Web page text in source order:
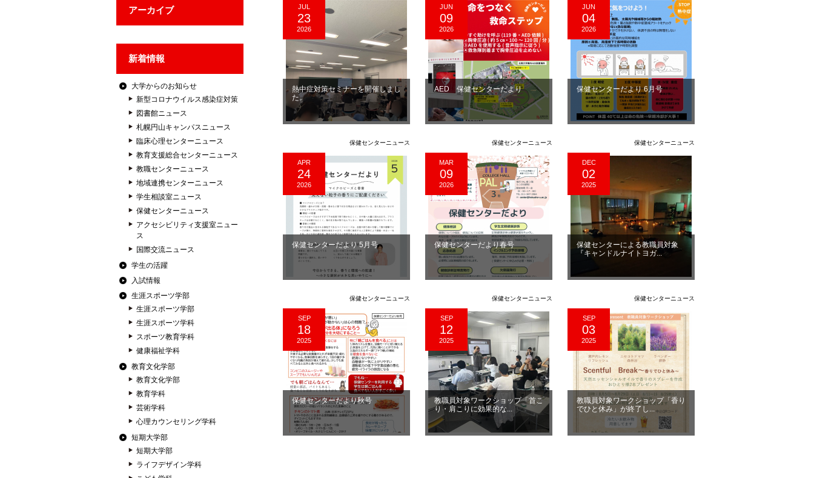
アーカイブ
新着情報
大学からのお知らせ
新型コロナウイルス感染症対策
図書館ニュース
札幌円山キャンパスニュース
臨床心理センターニュース
教育支援総合センターニュース
教職センターニュース
地域連携センターニュース
学生相談室ニュース
保健センターニュース
アクセシビリティ支援室ニュー
ス
国際交流ニュース
学生の活躍
入試情報
生涯スポーツ学部
生涯スポーツ学部
生涯スポーツ学科
スポーツ教育学科
健康福祉学科
教育文化学部
教育文化学部
教育学科
芸術学科
心理カウンセリング学科
短期大学部
短期大学部
ライフデザイン学科
JUL
23
2026
熱中症対策セミナーを開催しまし
た。
JUN
09
2026
AED 保健センターだより
JUN
04
2026
保健センターだより 6月号
保健センターニュース
APR
24
2026
保健センターだより 5月号
保健センターニュース
MAR
09
2026
保健センターだより春号
保健センターニュース
DEC
02
2025
保健センターによる教職員対象
『キャンドルナイトヨガ...
保健センターニュース
SEP
18
2025
保健センターだより秋号
保健センターニュース
SEP
12
2025
教職員対象ワークショップ「首こ
り・肩こりに効果的な...
保健センターニュース
SEP
03
2025
教職員対象ワークショップ「香り
でひと休み」が終了し...